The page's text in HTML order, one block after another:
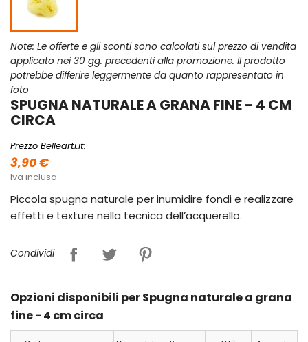
Note: Le offerte e gli sconti sono calcolati sul prezzo di vendita
applicato nei 30 gg. precedenti alla promozione. Il prodotto
potrebbe differire leggermente da quanto rappresentato in
foto
SPUGNA NATURALE A GRANA FINE - 4 CM
CIRCA
Prezzo Bellearti.it:
3,90 €
Iva inclusa
Piccola spugna naturale per inumidire fondi e realizzare
effetti e texture nella tecnica dell’acquerello.
Condividi
Opzioni disponibili per Spugna naturale a grana
fine - 4 cm circa